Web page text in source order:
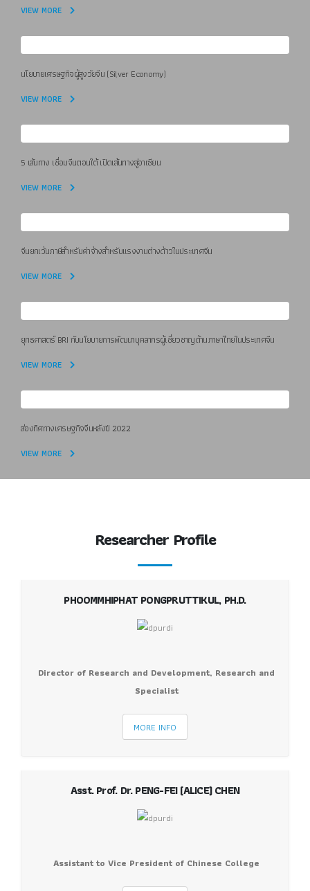
VIEW MORE
นโยบายเศรษฐกิจผู้สูงวัยจีน (Silver Economy)
VIEW MORE
5 เส้นทาง เชื่อมจีนตอนใต้ เปิดเส้นทางสู่อาเซียน
VIEW MORE
จีนยกเว้นภาษีสำหรับค่าจ้างสำหรับแรงงานต่างด้าวในประเทศจีน
VIEW MORE
ยุทธศาสตร์ BRI กับนโยบายการพัฒนาบุคลากรผู้เชี่ยวชาญด้านภาษาไทยในประเทศจีน
VIEW MORE
ส่องทิศทางเศรษฐกิจจีนหลังปี 2022
VIEW MORE
Researcher Profile
PHOOMMHIPHAT PONGPRUTTIKUL, PH.D.
Director of Research and Development, Research and
Specialist
MORE INFO
Asst.​ Prof. Dr. PENG-FEI (ALICE) CHEN
Assistant to Vice President of Chinese College